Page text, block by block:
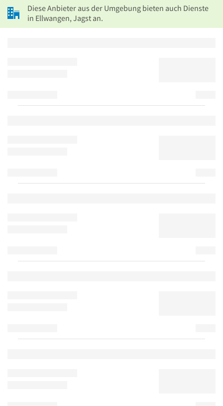
Diese Anbieter aus der Umgebung bieten auch Dienste
in Ellwangen, Jagst an.